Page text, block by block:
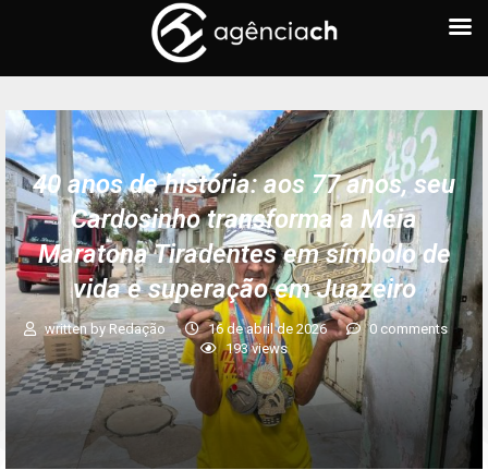
40 anos de história: aos 77 anos, seu
Cardosinho transforma a Meia
Maratona Tiradentes em símbolo de
vida e superação em Juazeiro
written by Redação 16 de abril de 2026
0 comments
193views